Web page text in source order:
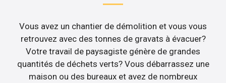
Vous avez un chantier de démolition et vous vous
retrouvez avec des tonnes de gravats à évacuer?
Votre travail de paysagiste génère de grandes
quantités de déchets verts? Vous débarrassez une
maison ou des bureaux et avez de nombreux